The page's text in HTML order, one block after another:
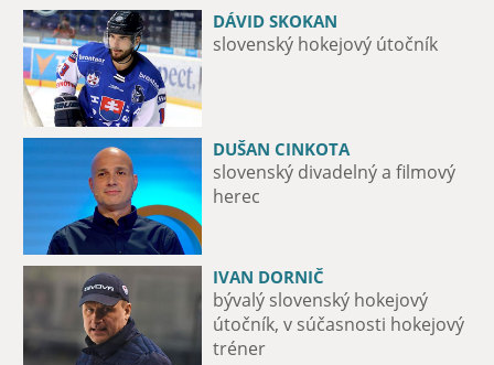
DÁVID SKOKAN
slovenský hokejový útočník
DUŠAN CINKOTA
slovenský divadelný a filmový
herec
IVAN DORNIČ
bývalý slovenský hokejový
útočník, v súčasnosti hokejový
tréner
MICHAL ZÁTORSKÝ
12-násobný majster Slovenska v
PAĽO DRAPÁK
spevák a basgitarista skupiny
Metalinda
MAXIME FORTIER
útočník hokejového tímu iClinic
Bratislava Capitals